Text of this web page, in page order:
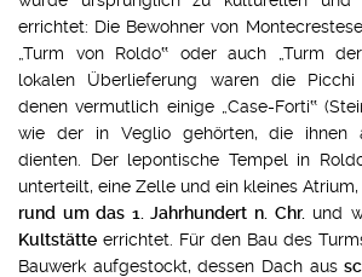
errichtet: Die Bewohner von
„Turm von Roldo‟ oder auch „Turm
lokalen Überlieferung waren die Picchi
denen vermutlich einige „Case-Forti‟
wie der in Veglio gehörten, die ihnen
dienten. Der lepontische Tempel in
unterteilt, eine Zelle und ein kleines
rund um das 1. Jahrhundert n. Chr. und
Kultstätte errichtet. Für den Bau des
Bauwerk aufgestockt, dessen Dach aus